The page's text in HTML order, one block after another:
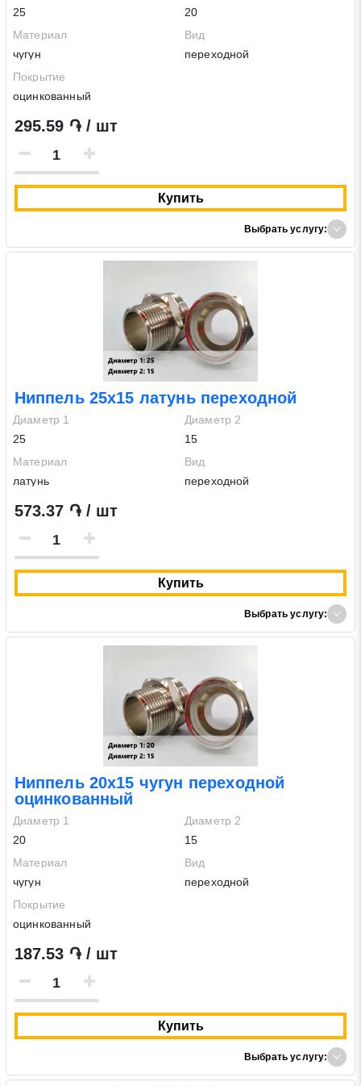
25
20
Материал
чугун
Вид
переходной
Покрытие
оцинкованный
295.59 ֏ / шт
Купить
Выбрать услугу:
Ниппель 25х15 латунь переходной
Диаметр 1
25
Диаметр 2
15
Материал
латунь
Вид
переходной
573.37 ֏ / шт
Купить
Выбрать услугу:
Ниппель 20х15 чугун переходной
оцинкованный
Диаметр 1
20
Диаметр 2
15
Материал
чугун
Вид
переходной
Покрытие
оцинкованный
187.53 ֏ / шт
Купить
Выбрать услугу: